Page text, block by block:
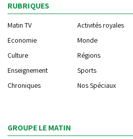
RUBRIQUES
Matin TV Activités royales
Economie
Monde
Culture
Régions
Enseignement
Sports
Chroniques
Nos Spéciaux
GROUPE LE MATIN